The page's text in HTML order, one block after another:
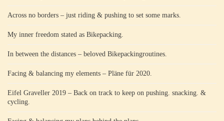
Across no borders – just riding & pushing to set some marks.
My inner freedom stated as Bikepacking.
In between the distances – beloved Bikepackingroutines.
Facing & balancing my elements – Pläne für 2020.
Eifel Graveller 2019 – Back on track to keep on pushing. snacking. &
cycling.